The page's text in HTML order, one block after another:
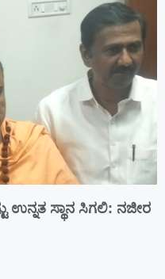
ಉನ್ನತ ಸ್ಥಾನ ಸಿಗಲಿ: ನಜೀರ